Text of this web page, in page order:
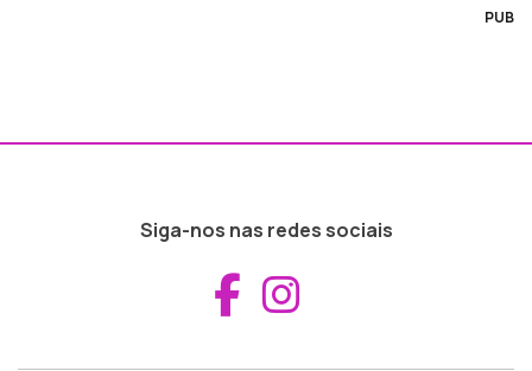
PUB
Siga-nos nas redes sociais
Aceder ao